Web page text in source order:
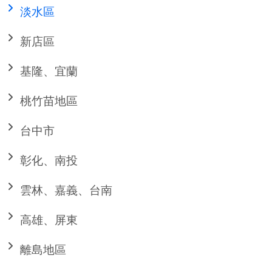
淡水區
新店區
基隆、宜蘭
桃竹苗地區
台中市
彰化、南投
雲林、嘉義、台南
高雄、屏東
離島地區